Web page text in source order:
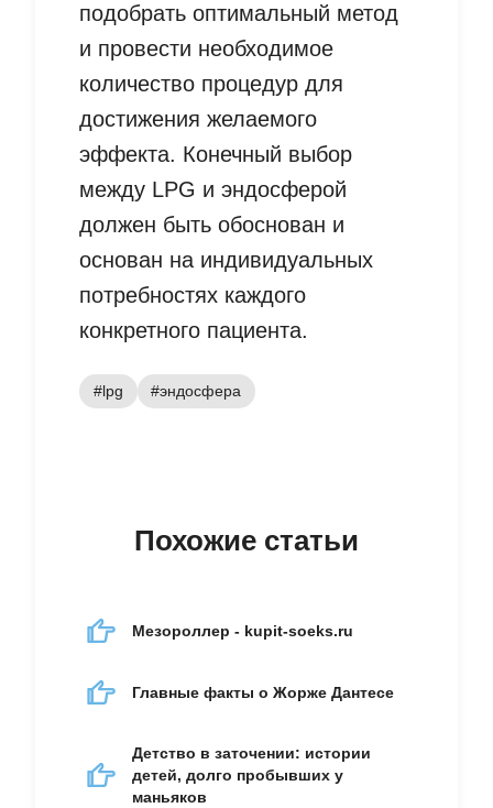
подобрать оптимальный метод
и провести необходимое
количество процедур для
достижения желаемого
эффекта. Конечный выбор
между LPG и эндосферой
должен быть обоснован и
основан на индивидуальных
потребностях каждого
конкретного пациента.
#lpg #эндосфера
Похожие статьи
Мезороллер - kupit-soeks.ru
Главные факты о Жорже Дантесе
Детство в заточении: истории
детей, долго пробывших у
маньяков